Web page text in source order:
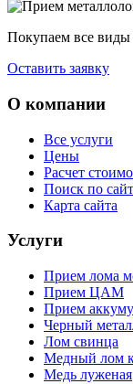
Покупаем все виды
Оставить заявку
О компании
Все услуги
Цены
Расчет
Поиск по
Карта сайта
Услуги
Прием лома
Прием ЦАМ
Прием
Черный
Лом свинца
Медный лом
Медь луженая